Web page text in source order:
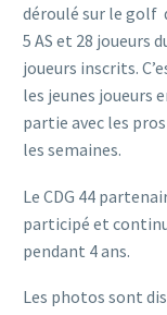
déroulé sur le golf
5 AS et 28 joueurs
joueurs inscrits.
les jeunes joueurs
partie avec les
les semaines.
Le CDG 44
participé et
pendant 4 ans.
Les photos sont